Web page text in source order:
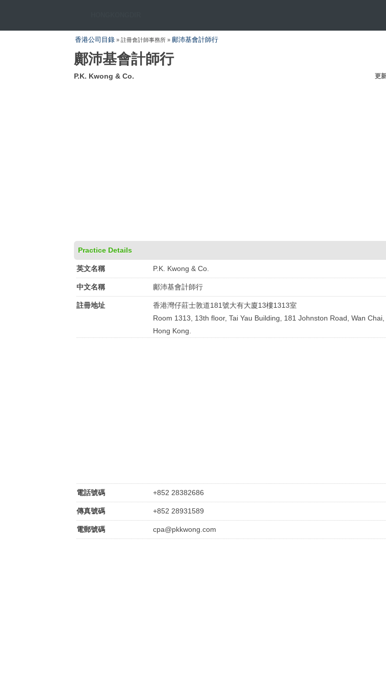
香港公司目錄 » 註冊會計師事務所 » 鄺沛基會計師行
鄺沛基會計師行
P.K. Kwong & Co. 更
Practice Details
英文名稱 P.K. Kwong & Co.
中文名稱 鄺沛基會計師行
註冊地址
香港灣仔莊士敦道181號大有大廈13樓1313室
Room 1313, 13th floor, Tai Yau Building, 181 Johnston Road, Wan Chai,
Hong Kong.
電話號碼 +852 28382686
傳真號碼 +852 28931589
電郵號碼 cpa@pkkwong.com